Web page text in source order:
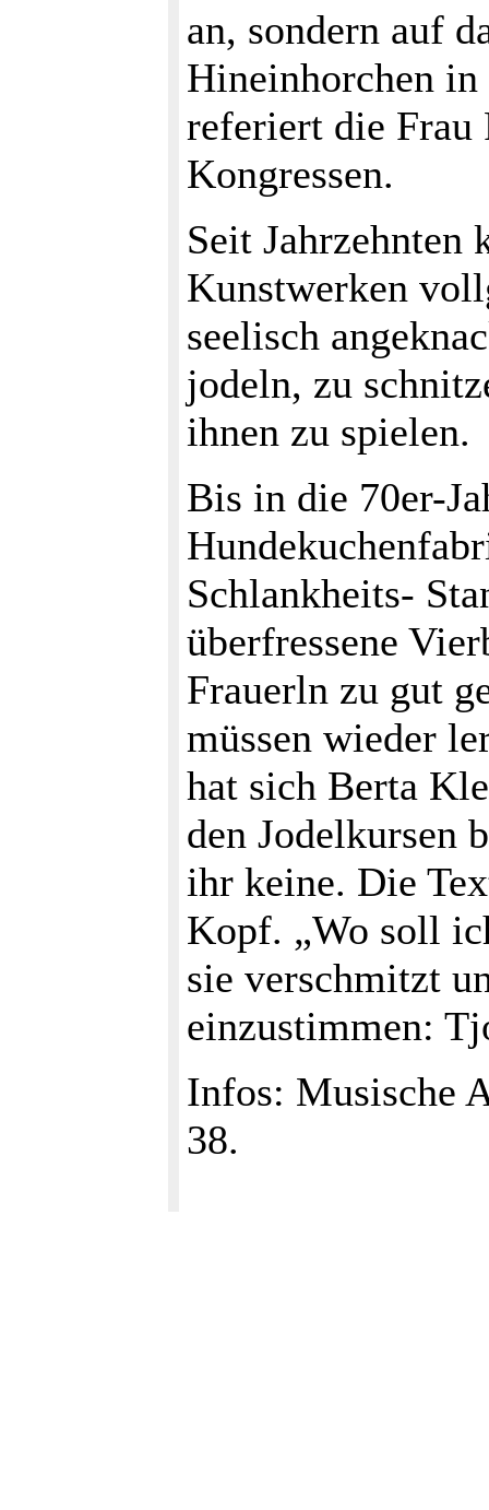
an, sondern auf
Hineinhorchen
referiert die Frau
Kongressen.
Seit
Kunstwerken
seelisch
jodeln, zu
ihnen zu spielen.
Bis in die 70er-
Schlankheits-
überfressene
Frauerln zu gut
müssen wieder
hat sich Berta
den Jodelkursen
ihr keine. Die
Kopf. „Wo soll
sie verschmitzt
einzustimmen:
Infos: Musische
38.